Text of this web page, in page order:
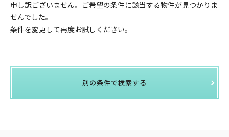
申し訳ございません。ご希望の条件に該当する物件が見つかりま
せんでした。
条件を変更して再度お試しください。
別の条件で検索する